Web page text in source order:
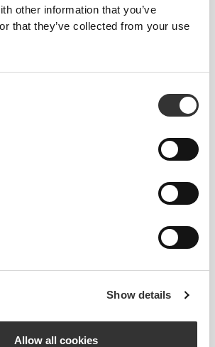
other information that you’ve
that they’ve collected from your use
Show details
Allow all cookies